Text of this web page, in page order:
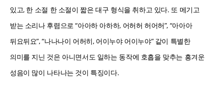
있고, 한 소절 한 소절이 짧은 대구 형식을 취하고 있다. 또 메기고
받는 소리나 후렴으로 “아아하 아하하, 어허허 허어허”, “아아아
뒤요뒤요”, “나나나이 어허히, 어이누야 어이누야” 같이 특별한
의미를 지닌 것은 아니면서도 일하는 동작에 호흡을 맞추는 흥겨운
성음이 많이 나타나는 것이 특징이다.